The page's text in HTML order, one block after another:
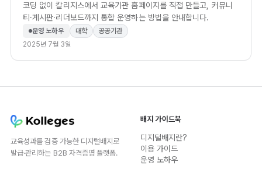
코딩 없이 칼리지스에서 교육기관 홈페이지를 직접 만들고, 커뮤니
티·게시판·리더보드까지 통합 운영하는 방법을 안내합니다.
운영 노하우 대학
공공기관
2025년 7월 3일
교육성과를 검증 가능한 디지털배지로
발급·관리하는 B2B 자격증명 플랫폼.
배지 가이드북
디지털배지란?
이용 가이드
운영 노하우